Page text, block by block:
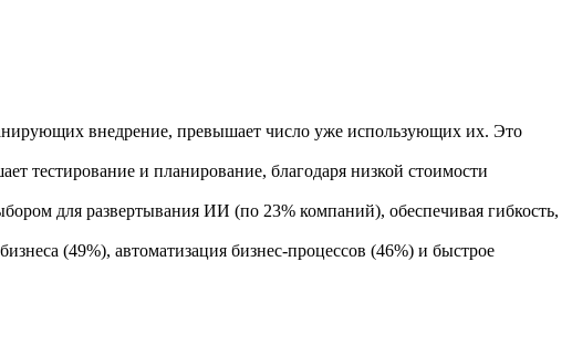
внедрение, превышает число уже использующих их. Это
тестирование и планирование, благодаря низкой стоимости
для развертывания ИИ (по 23% компаний), обеспечивая гибкость,
(49%), автоматизация бизнес-процессов (46%) и быстрое